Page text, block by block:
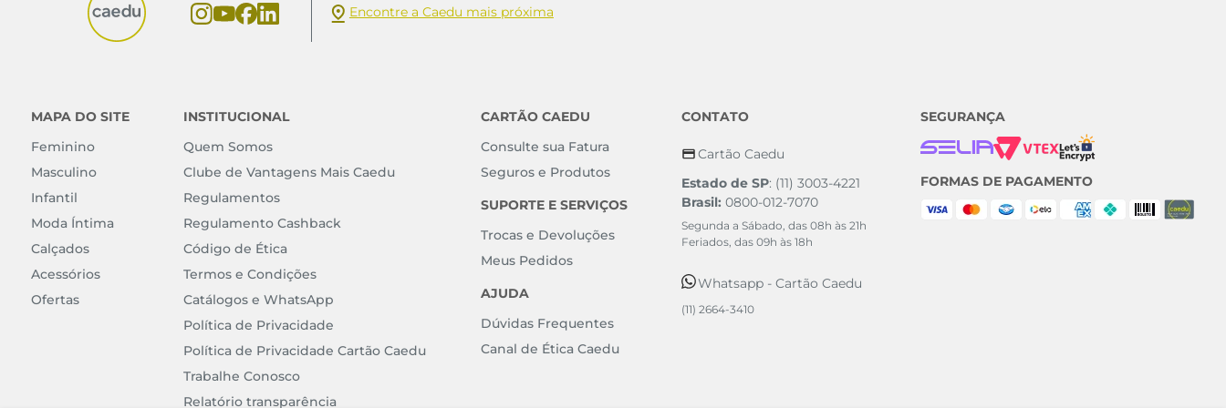
Encontre a Caedu mais próxima
MAPA DO SITE
Feminino
Masculino
Infantil
Moda Íntima
Calçados
Acessórios
Ofertas
INSTITUCIONAL
Quem Somos
Clube de Vantagens Mais Caedu
Regulamentos
Regulamento Cashback
Código de Ética
Termos e Condições
Catálogos e WhatsApp
Política de Privacidade
Política de Privacidade Cartão Caedu
Trabalhe Conosco
Relatório transparência
CARTÃO CAEDU
Consulte sua Fatura
Seguros e Produtos
SUPORTE E SERVIÇOS
Trocas e Devoluções
Meus Pedidos
AJUDA
Dúvidas Frequentes
Canal de Ética Caedu
CONTATO
Cartão Caedu
Estado de SP: (11) 3003-4221
Brasil: 0800-012-7070
Segunda a Sábado, das 08h às 21h
Feriados, das 09h às 18h
Whatsapp - Cartão Caedu
(11) 2664-3410
SEGURANÇA
FORMAS DE PAGAMENTO